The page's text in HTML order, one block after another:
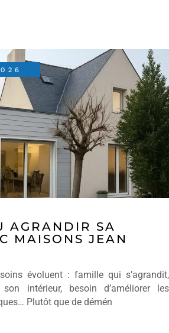
AGRANDIR SA
MAISONS JEAN
évoluent : famille qui s’agrandit,
intérieur, besoin d’améliorer les
Plutôt que de démén